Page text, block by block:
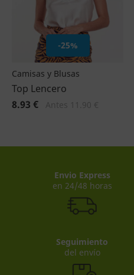
-25%
Camisas y Blusas
Top Lencero
8.93 €
Envio Express
en 24/48 horas
Seguimiento
del envío